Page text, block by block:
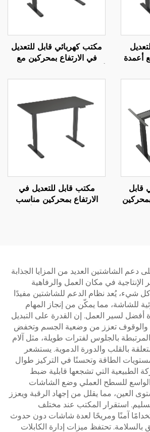
أعمدة
مكتب كهربائي قابل للتعديل
في الارتفاع بمحركين مع
ووسادات تثبيت غير قابلة
JSD2-01-D-2P
قابل
مكتب قابل للتعديل في
الارتفاع بمحركين مناسب
دعم الشاشتين العديد من المزايا الجذابة
في مكان العمل والرفاهية
شيء، يُعد نظام الدعم للشاشتين مفيدًا
للشاشة، مما يمكّن من إنجاز المهام
أفضل لسير العمل. إن القدرة على التبديل
والوقوف تعزز من وضعية الجسم وتخفض
بالجلوس لفترات طويلة، مثل آلام
بالقلب والدورة الدموية. يستشعر
الطاقة وتحسنًا في التركيز طوال
الطبيعية التي تشجعها قابلية ضبط
الواسع للسطح العملي وضع الشاشات
العين، مما يقلل من إجهاد الرقبة ويعزز
استقرار المكتب عند مختلف
آمنًا ومريحًا لعدة شاشات دون حدوث
بالسلامة. تحتفظ ميزات إدارة الكابلات